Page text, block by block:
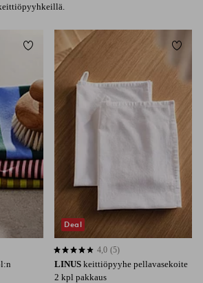
Lisää suosikkeihin
LINUS keittiöpyyhe pellavasekoite
2 kpl pakkaus
4,0 perustuen 5 arvosanaan
4,0 (5)
Deal
Lisää